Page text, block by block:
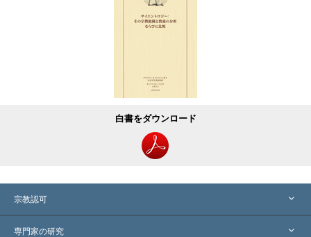
白書をダウンロード
宗教認可
アメリカ
専門家の研究